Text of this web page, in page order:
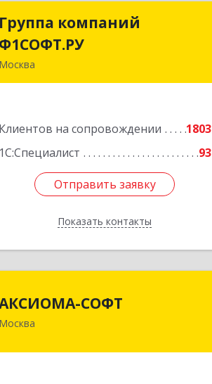
Группа компаний
Ф1СОФТ.РУ
Москва
Клиентов на сопровождении
1803
1С:Специалист
93
Отправить заявку
Показать контакты
Группа компаний
Подробнее
Отправить заявку
Назад
СОФТ
Москва